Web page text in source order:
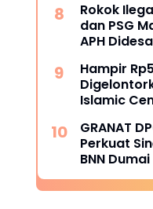
Rokok
dan PSG
APH
Hampir
Islamic
Publik.
GRANAT
Perkuat
BNN